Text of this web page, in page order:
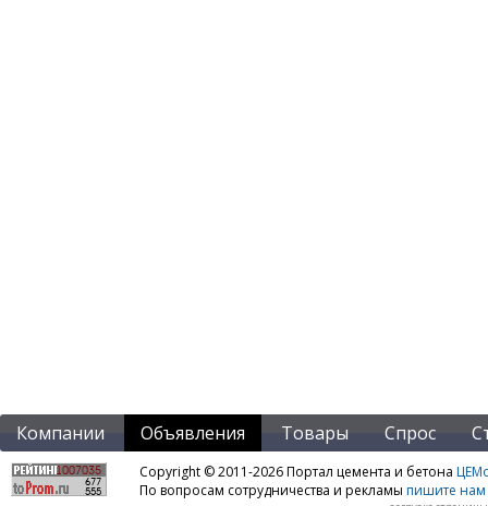
Компании Объявления Товары Спрос
Copyright © 2011-2026 Портал цемента и бетона
По вопросам сотрудничества и рекламы пишите нам